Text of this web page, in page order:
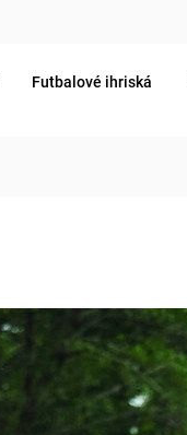
Futbalové ihriská